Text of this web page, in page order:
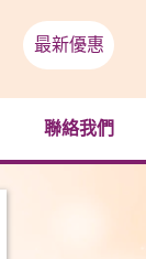
最新優惠
聯絡我們